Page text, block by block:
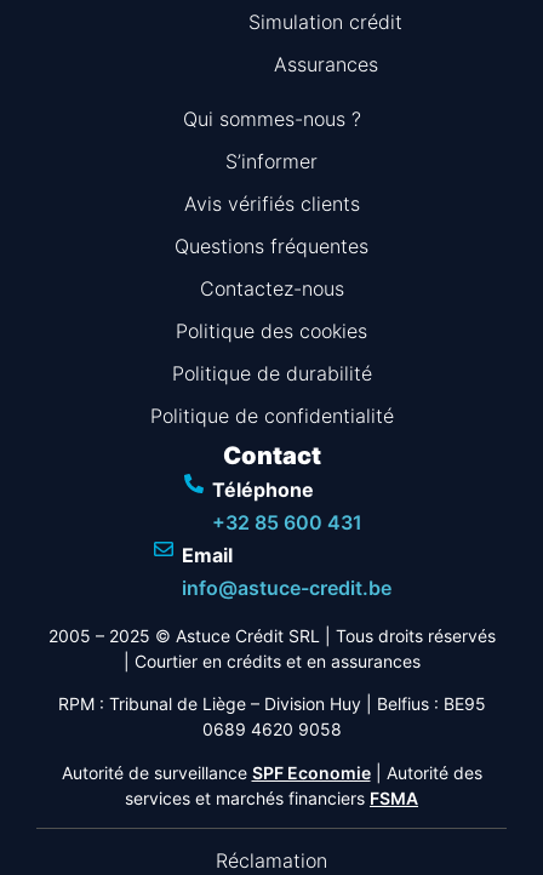
Simulation crédit
Assurances
Information
Qui sommes-nous ?
S’informer
Avis vérifiés clients
Questions fréquentes
Contactez-nous
Politique des cookies
Politique de durabilité
Politique de confidentialité
Contact
Téléphone
+32 85 600 431
Email
info@astuce-credit.be
2005 – 2025 © Astuce Crédit SRL
| Tous droits réservés
Courtier en crédits et en assurances
RPM : Tribunal de Liège – Division Huy | Belfius : BE95
0689 4620 9058
Autorité de surveillance SPF Economie| Autorité des
services et marchés financiers FSMA
Réclamation